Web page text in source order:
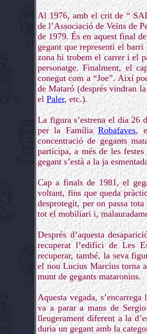
Al 1976, amb el crit de “
de l’Associació de Veïns de
de 1979. És en aquest final
gegant que representi el
zona hi trobem el carrer i el
personatge. Finalment, el
conegut com a “Joe”. Així
de Mataró (després vindran
elPaler, etc.).
La figura s’estrena el dia 26
per la FamíliaRobafaves,
concentració de gegants
participa, a més de les
gegant s’està a la ja
Cap a finals de 1981, el
voltant, fins que queda
desprotegit, per on passa
tot el mobiliari i,
Després d’aquesta
recuperat l’edifici de Les
recuperar, també, la seva
el nou Lucius Marcius torna
munt de gegants mataronins.
Aquesta vegada,
va a parar a mans de
lleugerament diferent a la
duria un gegant amb la